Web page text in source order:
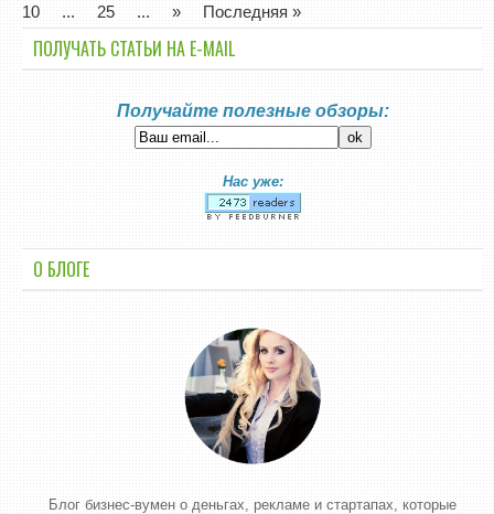
10
... 25 ... » Последняя »
ПОЛУЧАТЬ СТАТЬИ НА E-MАIL
Получайте полезные обзоры:
Нас уже:
О БЛОГЕ
Блог бизнес-вумен о деньгах, рекламе и стартапах, которые